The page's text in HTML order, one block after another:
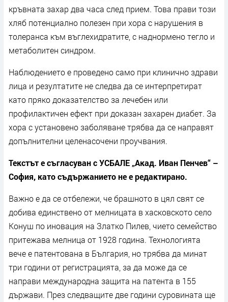
кръвната захар два часа след прием. Това прави този
хляб потенциално полезен при хора с нарушения в
толеранса към въглехидратите, с наднормено тегло и
метаболитен синдром.
Наблюдението е проведено само при клинично здрави
лица и резултатите не следва да се интерпретират
като пряко доказателство за лечебен или
профилактичен ефект при доказан захарен диабет. За
хора с установено заболяване трябва да се направят
допълнителни целенасочени проучвания.
Текстът е съгласуван с УСБАЛЕ „Акад. Иван Пенчев“ –
София, като съдържанието не е редактирано.
Важно е да се отбележи, че брашното в цял свят се
добива единствено от мелницата в хасковското село
Конуш по иновация на Златко Пилев, чието семейство
притежава мелница от 1928 година. Технологията
вече е патентована в България, но трябва да минат
три години от регистрацията, за да може да се
направи международна защита на патента в 155
държави. През следващите две години суровината ще